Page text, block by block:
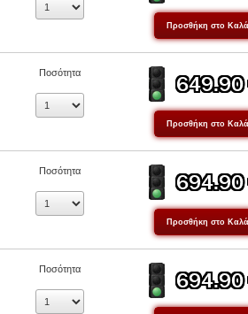
Ποσότητα
Ποσότητα
Ποσότητα